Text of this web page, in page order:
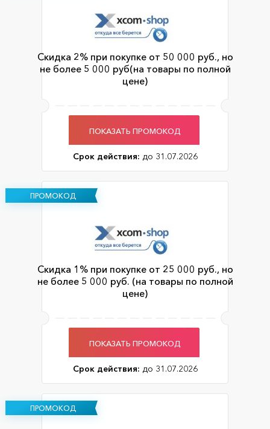
Скидка 2% при покупке от 50 000 руб., но
не более 5 000 руб(на товары по полной
цене)
ПОКАЗАТЬ ПРОМОКОД
Срок действия: до 31.07.2026
ПРОМОКОД
Скидка 1% при покупке от 25 000 руб., но
не более 5 000 руб. (на товары по полной
цене)
ПОКАЗАТЬ ПРОМОКОД
Срок действия: до 31.07.2026
ПРОМОКОД